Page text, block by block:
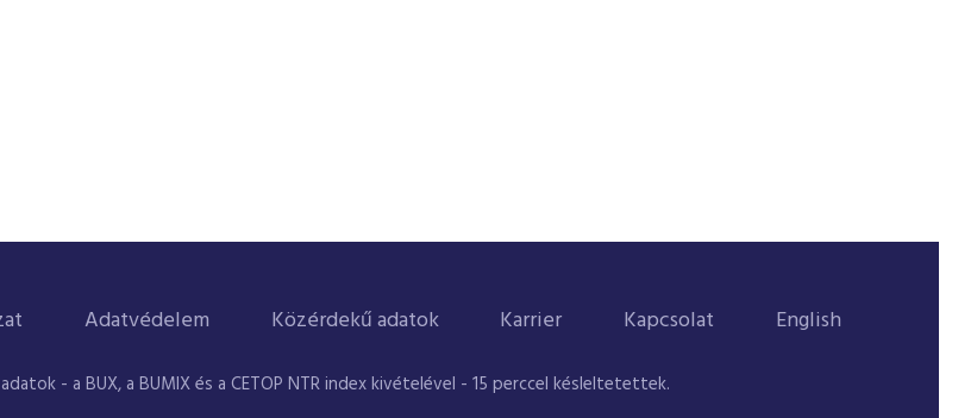
Adatvédelem Közérdekű adatok Karrier Kapcsolat English
- a BUX, a BUMIX és a CETOP NTR index kivételével - 15 perccel késleltetettek.